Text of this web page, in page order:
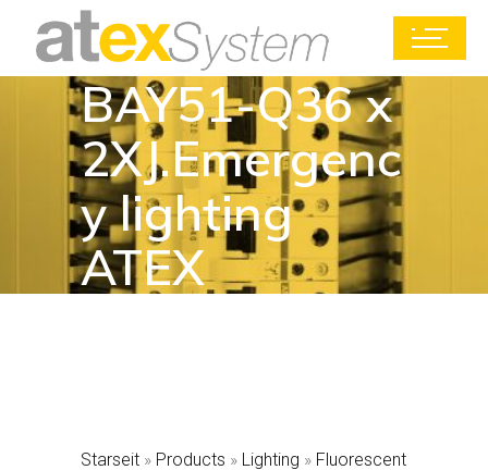
BAY51-Q36 x
2XJ.Emergenc
y lighting
ATEX
Starseit » Products » Lighting » Fluorescent